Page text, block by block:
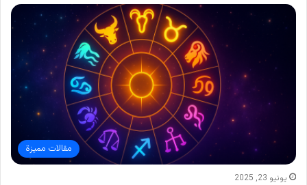
مقالات مميزة
يونيو 23, 2025